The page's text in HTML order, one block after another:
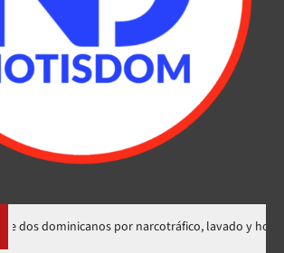
por narcotráfico, lavado y homicidio